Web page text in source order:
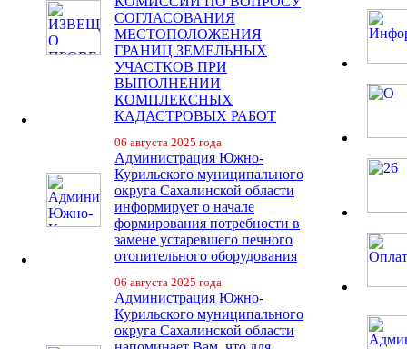
СОГЛАСОВАНИЯ
МЕСТОПОЛОЖЕНИЯ
ГРАНИЦ ЗЕМЕЛЬНЫХ
УЧАСТКОВ ПРИ
ВЫПОЛНЕНИИ
КОМПЛЕКСНЫХ
КАДАСТРОВЫХ РАБОТ
06 августа 2025 года
Администрация Южно-
Курильского муниципального
округа Сахалинской области
информирует о начале
формирования потребности в
замене устаревшего печного
отопительного оборудования
06 августа 2025 года
Администрация Южно-
Курильского муниципального
округа Сахалинской области